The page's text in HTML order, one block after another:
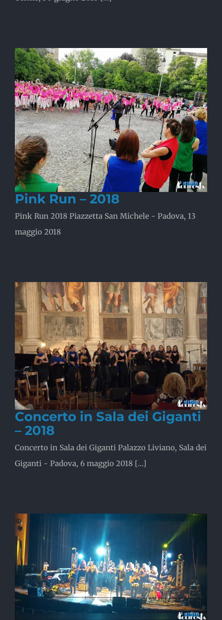
Pink Run – 2018
Pink Run 2018 Piazzetta San Michele - Padova, 13
maggio 2018
Concerto in Sala dei Giganti
– 2018
Concerto in Sala dei Giganti Palazzo Liviano, Sala dei
Giganti - Padova, 6 maggio 2018 [...]